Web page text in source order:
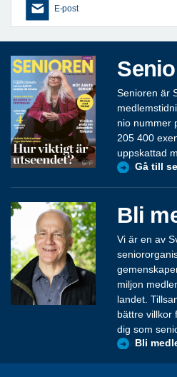
E-post
Senioren är
nio nummer
205 400
uppskattad
Gå till
Bli
Vi är en av
miljon
landet.
bättre villkor
dig som
Bli